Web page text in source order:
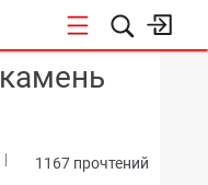
1167 прочтений